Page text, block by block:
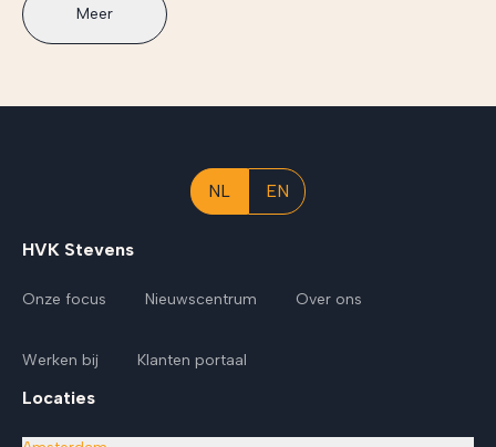
Meer
NL EN
HVK Stevens
Onze focus Nieuwscentrum Over ons
Werken bij Klanten portaal
Locaties